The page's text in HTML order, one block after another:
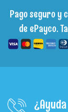
Pago seguro y
de ePayco.